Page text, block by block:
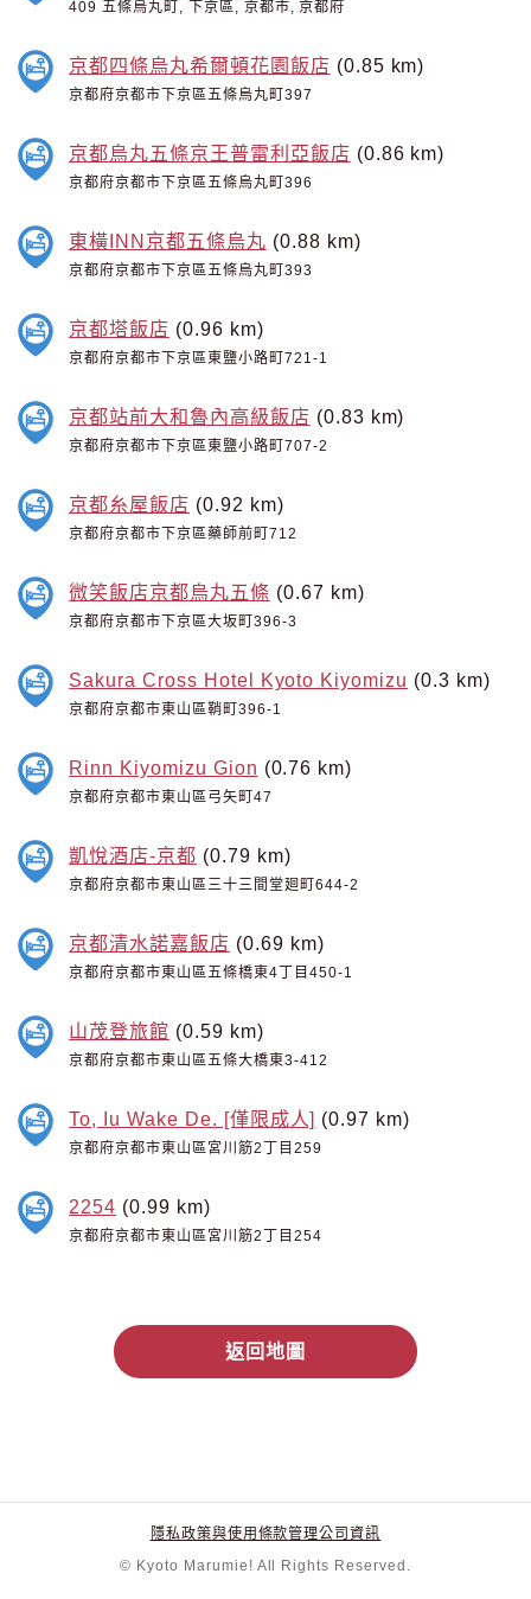
409 五條烏丸町, 下京區, 京都市, 京都府
京都四條烏丸希爾頓花園飯店 (0.85 km)
京都府京都市下京區五條烏丸町397
京都烏丸五條京王普雷利亞飯店 (0.86 km)
京都府京都市下京區五條烏丸町396
東橫INN京都五條烏丸 (0.88 km)
京都府京都市下京區五條烏丸町393
京都塔飯店 (0.96 km)
京都府京都市下京區東鹽小路町721-1
京都站前大和魯內高級飯店 (0.83 km)
京都府京都市下京區東鹽小路町707-2
京都糸屋飯店 (0.92 km)
京都府京都市下京區藥師前町712
微笑飯店京都烏丸五條 (0.67 km)
京都府京都市下京區大坂町396-3
Sakura Cross Hotel Kyoto Kiyomizu (0.3 km)
京都府京都市東山區鞘町396-1
Rinn Kiyomizu Gion (0.76 km)
京都府京都市東山區弓矢町47
凱悅酒店-京都 (0.79 km)
京都府京都市東山區三十三間堂廻町644-2
京都清水諾嘉飯店 (0.69 km)
京都府京都市東山區五條橋東4丁目450-1
山茂登旅館 (0.59 km)
京都府京都市東山區五條大橋東3-412
To, Iu Wake De. [僅限成人] (0.97 km)
京都府京都市東山區宮川筋2丁目259
2254 (0.99 km)
京都府京都市東山區宮川筋2丁目254
返回地圖
隱私政策與使用條款管理公司資訊
© Kyoto Marumie! All Rights Reserved.